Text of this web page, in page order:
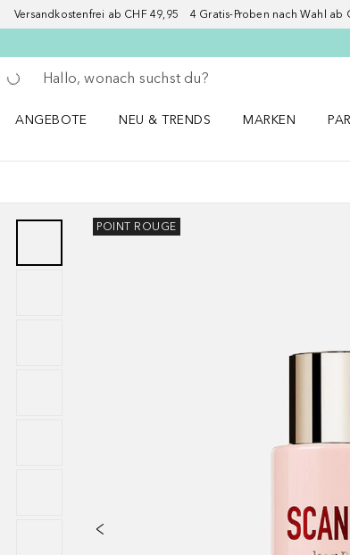
Versandkostenfrei ab CHF 49,95 4 Gratis-Proben nach Wahl
Gehe zurück
Suche ausführen
ANGEBOTE
NEU & TRENDS
MARKEN
POINT ROUGE